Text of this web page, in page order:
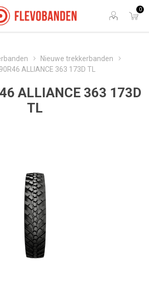
0
Nieuwe trekkerbanden
ALLIANCE 363 173D TL
ALLIANCE 363 173D
TL